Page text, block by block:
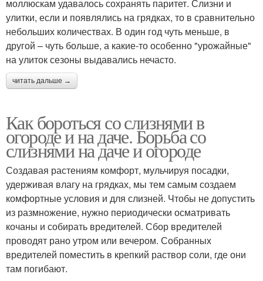
моллюскам удавалось сохранять паритет. Слизни и
улитки, если и появлялись на грядках, то в сравнительно
небольших количествах. В один год чуть меньше, в
другой – чуть больше, а какие-то особенно "урожайные"
на улиток сезоны выдавались нечасто.
читать дальше →
Как бороться со слизнями в
огороде и на даче. Борьба со
слизнями на даче и огороде
Создавая растениям комфорт, мульчируя посадки,
удерживая влагу на грядках, мы тем самым создаем
комфортные условия и для слизней. Чтобы не допустить
из размножение, нужно периодически осматривать
кочаны и собирать вредителей. Сбор вредителей
проводят рано утром или вечером. Собранных
вредителей поместить в крепкий раствор соли, где они
там погибают.